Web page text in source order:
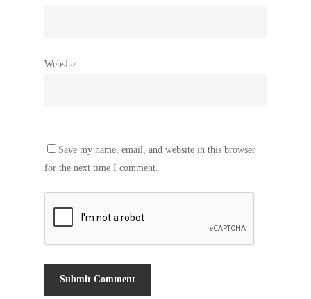
Website
Save my name, email, and website in this browser
for the next time I comment.